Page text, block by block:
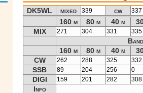
DK5WL mixed 339 cw 337
160 m 80 m 40 m
MIX
271 304 331 335
160 m
80 m 40 m
CW
262 288 325 332
SSB 89 204 256 0
DIGI 159 201 282 308
Info